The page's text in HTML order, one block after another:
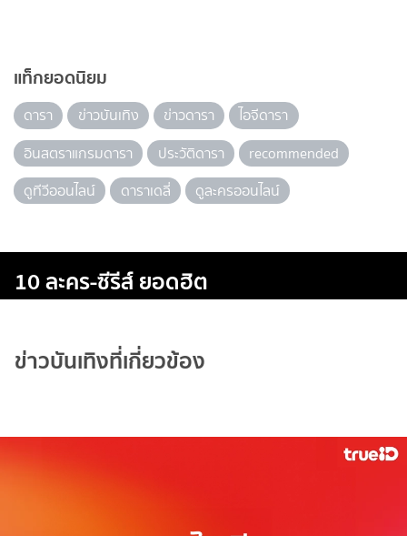
แท็กยอดนิยม
ดารา ข่าวบันเทิง ข่าวดารา
ไอจีดารา
อินสตราแกรมดารา
ประวัติดารา
recommended
ดูทีวีออนไลน์
ดาราเดลี่ ดูละครออนไลน์
10 ละคร-ซีรีส์ ยอดฮิต
ข่าวบันเทิงที่เกี่ยวข้อง